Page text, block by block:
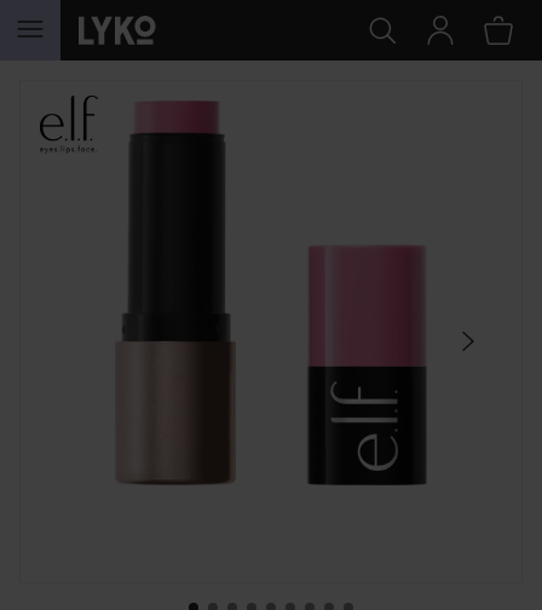
SIIRTYÄ JHK SISÄLTÖÖN
OHITA OSIO